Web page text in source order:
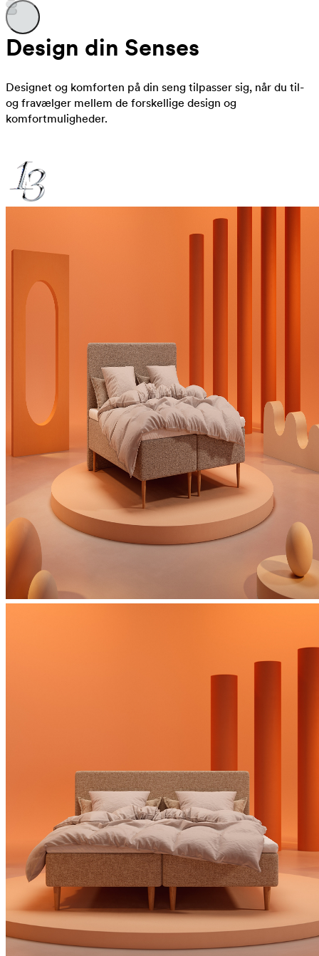
Design din Senses
Designet og komforten på din seng tilpasser sig, når du til-
og fravælger mellem de forskellige design og
komfortmuligheder.